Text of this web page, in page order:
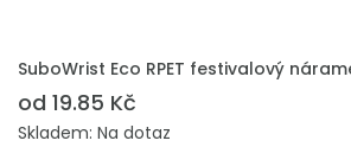
PŘIDAT DO POPTÁVKY
SuboWrist Eco RPET festivalový
od 19.85 Kč
Skladem: Na dotaz